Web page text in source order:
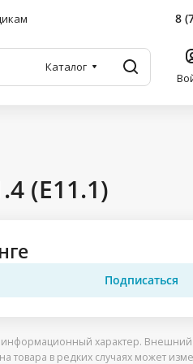
8
Каталог
(E11.1)
Подписаться
характер. Внешний
товара в редких случаях может